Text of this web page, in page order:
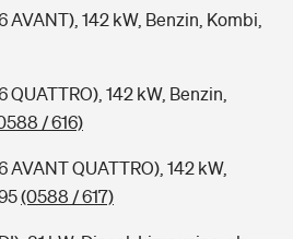
AVANT), 142 kW, Benzin, Kombi,
QUATTRO), 142 kW, Benzin,
/ 616)
AVANT QUATTRO), 142 kW,
(0588 / 617)